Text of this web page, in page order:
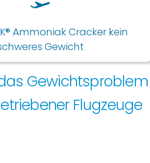
Ammoniak Cracker kein
Gewicht
Gewichtsproblem
Flugzeuge